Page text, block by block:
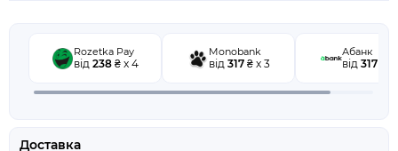
Rozetka Pay
від 238₴ x 4
Monobank
від 317₴ x 3
Абанк
від 317₴ x
Доставка